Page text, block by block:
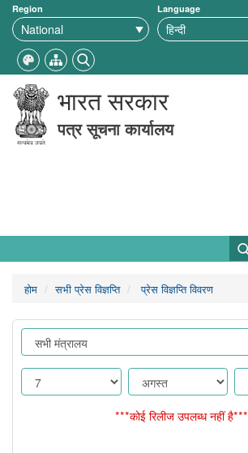
Region Language
भारत सरकार
पत्र सूचना कार्यालय
होम सभी प्रेस विज्ञप्ति प्रेस विज्ञप्ति विवरण
***कोई रिलीज उपलब्ध नहीं है***